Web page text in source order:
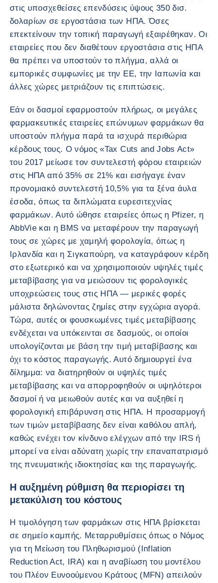
στις υποσχεθείσες επενδύσεις ύψους 350 δισ.
δολαρίων σε εργοστάσια των ΗΠΑ. Όσες
επεκτείνουν την τοπική παραγωγή εξαιρέθηκαν. Οι
εταιρείες που δεν διαθέτουν εργοστάσια στις ΗΠΑ
θα πρέπει να υποστούν το πλήγμα, αλλά οι
εμπορικές συμφωνίες με την ΕΕ, την Ιαπωνία και
άλλες χώρες μετριάζουν τις επιπτώσεις.
Εάν οι δασμοί εφαρμοστούν πλήρως, οι μεγάλες
φαρμακευτικές εταιρείες επώνυμων φαρμάκων θα
υποστούν πλήγμα παρά τα ισχυρά περιθώρια
κέρδους τους. Ο νόμος «Tax Cuts and Jobs Act»
του 2017 μείωσε τον συντελεστή φόρου εταιρειών
στις ΗΠΑ από 35% σε 21% και εισήγαγε έναν
προνομιακό συντελεστή 10,5% για τα ξένα άυλα
έσοδα, όπως τα διπλώματα ευρεσιτεχνίας
φαρμάκων. Αυτό ώθησε εταιρείες όπως η Pfizer, η
AbbVie και η BMS να μεταφέρουν την παραγωγή
τους σε χώρες με χαμηλή φορολογία, όπως η
Ιρλανδία και η Σιγκαπούρη, να καταγράφουν κέρδη
στο εξωτερικό και να χρησιμοποιούν υψηλές τιμές
μεταβίβασης για να μειώσουν τις φορολογικές
υποχρεώσεις τους στις ΗΠΑ — μερικές φορές
μάλιστα δηλώνοντας ζημίες στην εγχώρια αγορά.
Τώρα, αυτές οι φουσκωμένες τιμές μεταβίβασης
ενδέχεται να υπόκεινται σε δασμούς, οι οποίοι
υπολογίζονται με βάση την τιμή μεταβίβασης και
όχι το κόστος παραγωγής. Αυτό δημιουργεί ένα
δίλημμα: να διατηρηθούν οι υψηλές τιμές
μεταβίβασης και να απορροφηθούν οι υψηλότεροι
δασμοί ή να μειωθούν αυτές και να αυξηθεί η
φορολογική επιβάρυνση στις ΗΠΑ. Η προσαρμογή
των τιμών μεταβίβασης δεν είναι καθόλου απλή,
καθώς ενέχει τον κίνδυνο ελέγχων από την IRS ή
μπορεί να είναι αδύνατη χωρίς την επαναπατρισμό
της πνευματικής ιδιοκτησίας και της παραγωγής.
Η αυξημένη ρύθμιση θα περιορίσει τη
μετακύλιση του κόστους
Η τιμολόγηση των φαρμάκων στις ΗΠΑ βρίσκεται
σε σημείο καμπής. Μεταρρυθμίσεις όπως ο Νόμος
για τη Μείωση του Πληθωρισμού (Inflation
Reduction Act, IRA) και η αναβίωση του μοντέλου
του Πλέον Ευνοούμενου Κράτους (MFN) απειλούν